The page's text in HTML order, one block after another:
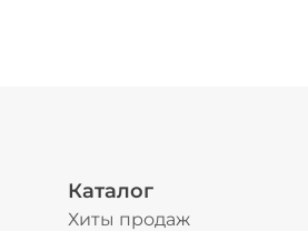
Каталог
Хиты продаж